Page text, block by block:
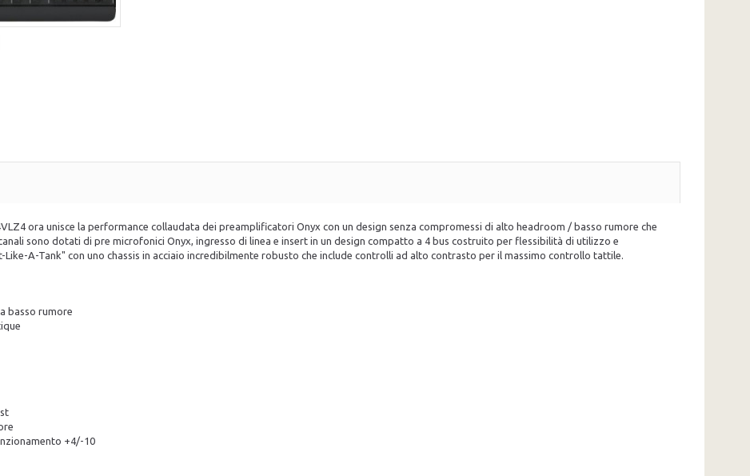
ora unisce la performance collaudata dei preamplificatori Onyx con un design senza compromessi di alto headroom / basso rumore che
sono dotati di pre microfonici Onyx, ingresso di linea e insert in un design compatto a 4 bus costruito per flessibilità di utilizzo e
A-Tank" con uno chassis in acciaio incredibilmente robusto che include controlli ad alto contrasto per il massimo controllo tattile.
basso rumore
+4/-10